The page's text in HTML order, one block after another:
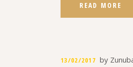
READ MORE
13/02/2017 by